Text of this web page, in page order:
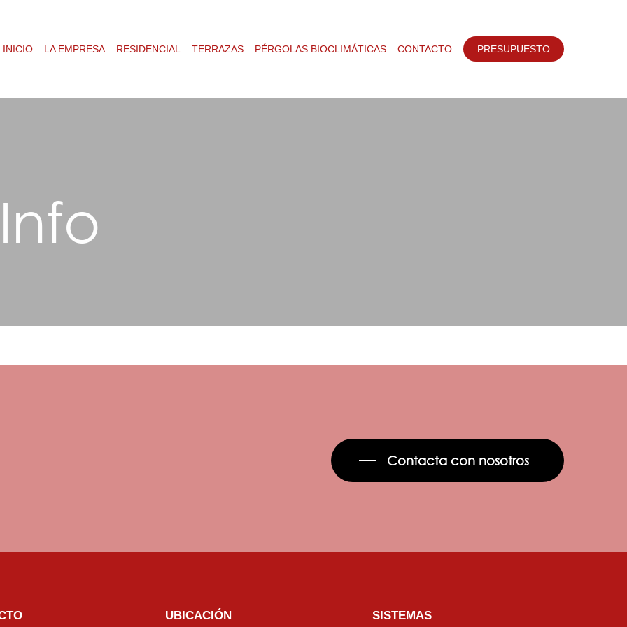
INICIO LA EMPRESA RESIDENCIAL TERRAZAS PÉRGOLAS BIOCLIMÁTICAS CONTACTO PRESUPUESTO
Contacta con nosotros
UBICACIÓN SISTEMAS